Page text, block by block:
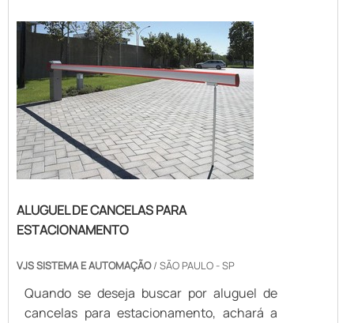
poderá contar precisão com solução ideal e
precisa de cancela automática e porta
automática.MA...
ALUGUEL DE CANCELAS PARA
ESTACIONAMENTO
VJS SISTEMA E AUTOMAÇÃO/ SÃO PAULO - SP
Quando se deseja buscar por aluguel de
cancelas para estacionamento, achará a